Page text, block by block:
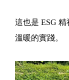
這也是 ESG
溫暖的實踐。